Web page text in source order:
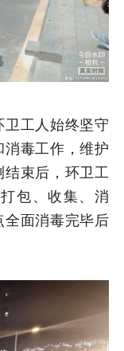
工人始终坚守
毒工作，维护
束后，环卫工
包、收集、消
全面消毒完毕后